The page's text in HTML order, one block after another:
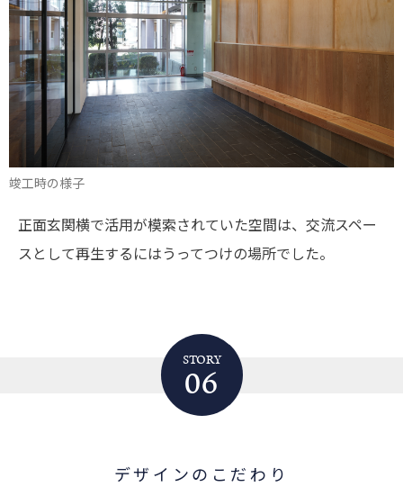
竣工時の様子
正面玄関横で活用が模索されていた空間は、交流スペー
スとして再生するにはうってつけの場所でした。
STORY
06
デザインのこだわり